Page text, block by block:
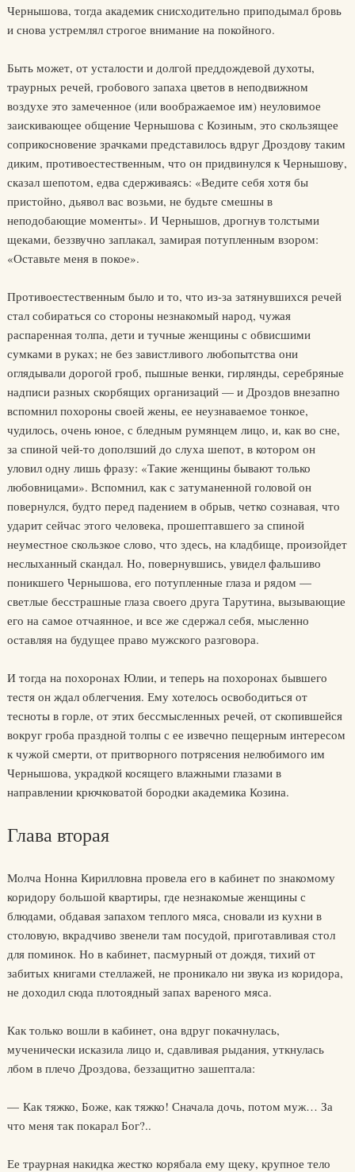
Чернышова, тогда академик снисходительно приподымал бровь
и снова устремлял строгое внимание на покойного.
Быть может, от усталости и долгой преддождевой духоты,
траурных речей, гробового запаха цветов в неподвижном
воздухе это замеченное (или воображаемое им) неуловимое
заискивающее общение Чернышова с Козиным, это скользящее
соприкосновение зрачками представилось вдруг Дроздову таким
диким, противоестественным, что он придвинулся к Чернышову,
сказал шепотом, едва сдерживаясь: «Ведите себя хотя бы
пристойно, дьявол вас возьми, не будьте смешны в
неподобающие моменты». И Чернышов, дрогнув толстыми
щеками, беззвучно заплакал, замирая потупленным взором:
«Оставьте меня в покое».
Противоестественным было и то, что из-за затянувшихся речей
стал собираться со стороны незнакомый народ, чужая
распаренная толпа, дети и тучные женщины с обвисшими
сумками в руках; не без завистливого любопытства они
оглядывали дорогой гроб, пышные венки, гирлянды, серебряные
надписи разных скорбящих организаций — и Дроздов внезапно
вспомнил похороны своей жены, ее неузнаваемое тонкое,
чудилось, очень юное, с бледным румянцем лицо, и, как во сне,
за спиной чей-то доползший до слуха шепот, в котором он
уловил одну лишь фразу: «Такие женщины бывают только
любовницами». Вспомнил, как с затуманенной головой он
повернулся, будто перед падением в обрыв, четко сознавая, что
ударит сейчас этого человека, прошептавшего за спиной
неуместное скользкое слово, что здесь, на кладбище, произойдет
неслыханный скандал. Но, повернувшись, увидел фальшиво
поникшего Чернышова, его потупленные глаза и рядом —
светлые бесстрашные глаза своего друга Тарутина, вызывающие
его на самое отчаянное, и все же сдержал себя, мысленно
оставляя на будущее право мужского разговора.
И тогда на похоронах Юлии, и теперь на похоронах бывшего
тестя он ждал облегчения. Ему хотелось освободиться от
тесноты в горле, от этих бессмысленных речей, от скопившейся
вокруг гроба праздной толпы с ее извечно пещерным интересом
к чужой смерти, от притворного потрясения нелюбимого им
Чернышова, украдкой косящего влажными глазами в
направлении крючковатой бородки академика Козина.
Глава вторая
Молча Нонна Кирилловна провела его в кабинет по знакомому
коридору большой квартиры, где незнакомые женщины с
блюдами, обдавая запахом теплого мяса, сновали из кухни в
столовую, вкрадчиво звенели там посудой, приготавливая стол
для поминок. Но в кабинет, пасмурный от дождя, тихий от
забитых книгами стеллажей, не проникало ни звука из коридора,
не доходил сюда плотоядный запах вареного мяса.
Как только вошли в кабинет, она вдруг покачнулась,
мученически исказила лицо и, сдавливая рыдания, уткнулась
лбом в плечо Дроздова, беззащитно зашептала:
— Как тяжко, Боже, как тяжко! Сначала дочь, потом муж… За
что меня так покарал Бог?..
Ее траурная накидка жестко корябала ему щеку, крупное тело